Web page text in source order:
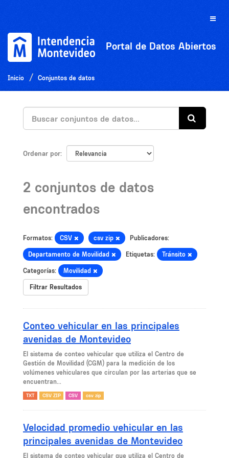
Toggle
Portal de Datos Abiertos
Inicio Conjuntos de datos
Ordenar por
2 conjuntos de datos
encontrados
Formatos: CSV csv zip Publicadores:
Departamento de Movilidad Etiquetas: Tránsito
Categorías: Movilidad
Filtrar Resultados
Conteo vehicular en las principales
avenidas de Montevideo
El sistema de conteo vehicular que utiliza el Centro de
Gestión de Movilidad (CGM) para la medición de los
volúmenes vehiculares que circulan por las arterias que se
encuentran...
TXT CSV ZIP CSV csv zip
Velocidad promedio vehicular en las
principales avenidas de Montevideo
El sistema de conteo vehicular que utiliza el Centro de